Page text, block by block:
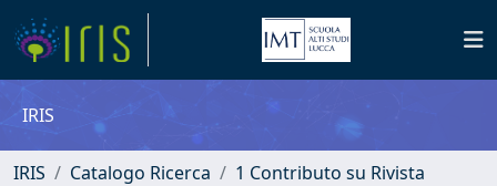
IRIS
IRIS Catalogo Ricerca
1 Contributo su Rivista